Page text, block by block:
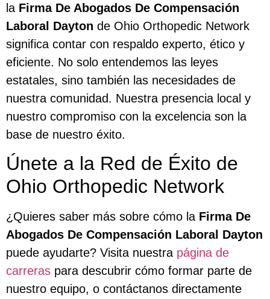
la Firma De Abogados De Compensación
Laboral Dayton de Ohio Orthopedic Network
significa contar con respaldo experto, ético y
eficiente. No solo entendemos las leyes
estatales, sino también las necesidades de
nuestra comunidad. Nuestra presencia local y
nuestro compromiso con la excelencia son la
base de nuestro éxito.
Únete a la Red de Éxito de
Ohio Orthopedic Network
¿Quieres saber más sobre cómo la Firma De
Abogados De Compensación Laboral Dayton
puede ayudarte? Visita nuestra página de
carreras para descubrir cómo formar parte de
nuestro equipo, o contáctanos directamente